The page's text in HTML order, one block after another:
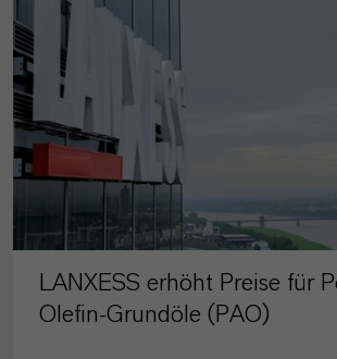
LANXESS erhöht Preise für
Olefin-Grundöle (PAO)